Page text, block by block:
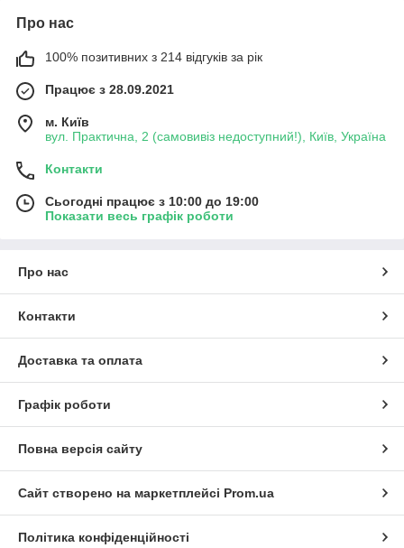
Про нас
100% позитивних з 214 відгуків за рік
Працює з 28.09.2021
м. Київ
вул. Практична, 2 (самовивіз недоступний!), Київ, Україна
Контакти
Сьогодні працює з 10:00 до 19:00
Показати весь графік роботи
Про нас
Контакти
Доставка та оплата
Графік роботи
Повна версія сайту
Сайт створено на маркетплейсі Prom.ua
Політика конфіденційності